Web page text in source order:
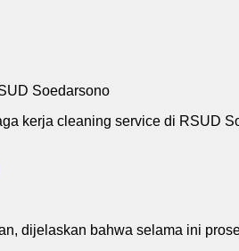
kerja cleaning service di RSUD
dijelaskan bahwa selama ini